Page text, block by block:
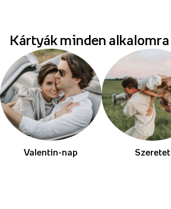
Kártyák minden alkalomra
Valentin-nap Szeretet